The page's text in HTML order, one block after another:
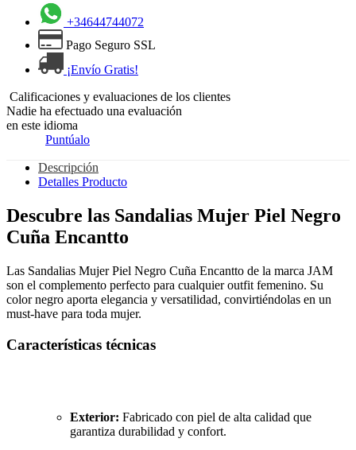
+34644744072
Pago Seguro SSL
¡Envío Gratis!
Calificaciones y evaluaciones de los clientes
Nadie ha efectuado una evaluación
en este idioma
Puntúalo
Descripción
Detalles Producto
Descubre las Sandalias Mujer Piel Negro
Cuña Encantto
Las Sandalias Mujer Piel Negro Cuña Encantto de la marca JAM
son el complemento perfecto para cualquier outfit femenino. Su
color negro aporta elegancia y versatilidad, convirtiéndolas en un
must-have para toda mujer.
Características técnicas
Exterior: Fabricado con piel de alta calidad que
garantiza durabilidad y confort.